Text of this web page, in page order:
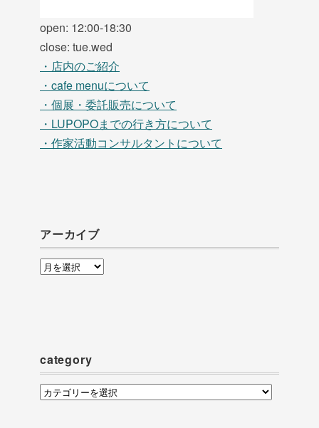
open: 12:00-18:30
close: tue.wed
・店内のご紹介
・cafe menuについて
・個展・委託販売について
・LUPOPOまでの行き方について
・作家活動コンサルタントについて
アーカイブ
ア
category
category